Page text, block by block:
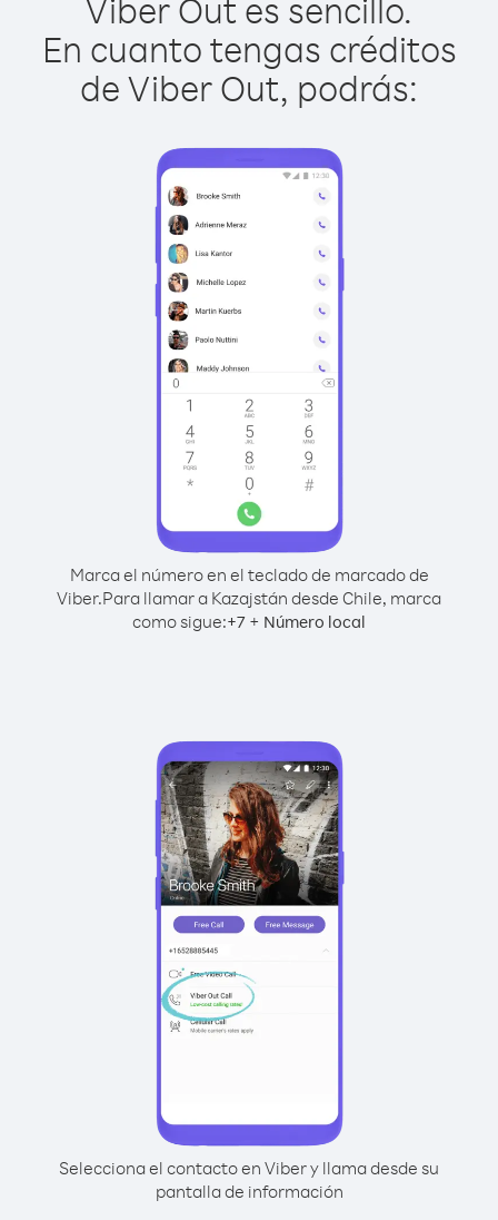
Viber Out es sencillo.
En cuanto tengas créditos
de Viber Out, podrás:
Marca el número en el teclado de marcado de
Viber.Para llamar a Kazajstán desde Chile, marca
como sigue:+7 + Número local
Selecciona el contacto en Viber y llama desde su
pantalla de información